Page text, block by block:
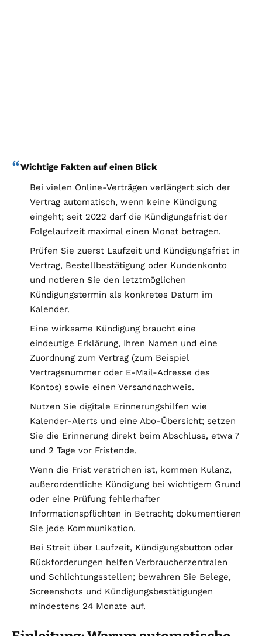
Wichtige Fakten auf einen Blick
Bei vielen Online-Verträgen verlängert sich der
Vertrag automatisch, wenn keine Kündigung
eingeht; seit 2022 darf die Kündigungsfrist der
Folgelaufzeit maximal einen Monat betragen.
Prüfen Sie zuerst Laufzeit und Kündigungsfrist in
Vertrag, Bestellbestätigung oder Kundenkonto
und notieren Sie den letztmöglichen
Kündigungstermin als konkretes Datum im
Kalender.
Eine wirksame Kündigung braucht eine
eindeutige Erklärung, Ihren Namen und eine
Zuordnung zum Vertrag (zum Beispiel
Vertragsnummer oder E-Mail-Adresse des
Kontos) sowie einen Versandnachweis.
Nutzen Sie digitale Erinnerungshilfen wie
Kalender-Alerts und eine Abo-Übersicht; setzen
Sie die Erinnerung direkt beim Abschluss, etwa 7
und 2 Tage vor Fristende.
Wenn die Frist verstrichen ist, kommen Kulanz,
außerordentliche Kündigung bei wichtigem Grund
oder eine Prüfung fehlerhafter
Informationspflichten in Betracht; dokumentieren
Sie jede Kommunikation.
Bei Streit über Laufzeit, Kündigungsbutton oder
Rückforderungen helfen Verbraucherzentralen
und Schlichtungsstellen; bewahren Sie Belege,
Screenshots und Kündigungsbestätigungen
mindestens 24 Monate auf.